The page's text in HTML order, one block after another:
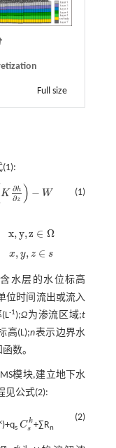
Full size
(1)
K ∂h
∂z ) − W
x, y,z ∈ Ω
x, y, z ∈ s
∈ Ω,t
水层的水位标高
位时间流出或流入
-1);Ω为渗流区域;t
高(L);n表示边界水
数。
模块,建立地下水
见公式(2):
(2)
)+qs C k
s
Csk +∑Rn